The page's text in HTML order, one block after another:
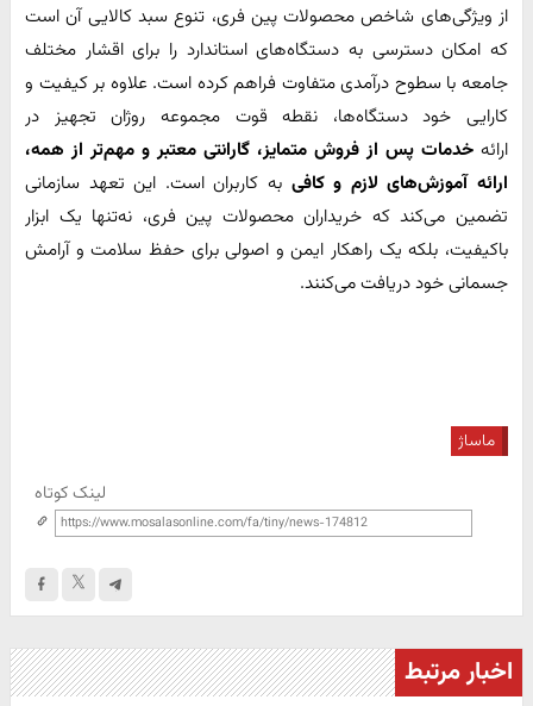
از ویژگی‌های شاخص محصولات پین فری، تنوع سبد کالایی آن است
که امکان دسترسی به دستگاه‌های استاندارد را برای اقشار مختلف
جامعه با سطوح درآمدی متفاوت فراهم کرده است. علاوه بر کیفیت و
کارایی خود دستگاه‌ها، نقطه قوت مجموعه روژان تجهیز در
ارائه خدمات پس از فروش متمایز، گارانتی معتبر و مهم‌تر از همه،
ارائه آموزش‌های لازم و کافی به کاربران است. این تعهد سازمانی
تضمین می‌کند که خریداران محصولات پین فری، نه‌تنها یک ابزار
باکیفیت، بلکه یک راهکار ایمن و اصولی برای حفظ سلامت و آرامش
جسمانی خود دریافت می‌کنند.
ماساژ
لینک کوتاه
اخبار مرتبط